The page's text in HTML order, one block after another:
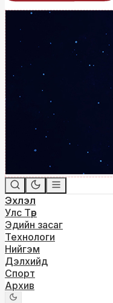
Эхлэл
Улс Төр
Эдийн засаг
Технологи
Нийгэм
Дэлхийд
Спорт
Архив